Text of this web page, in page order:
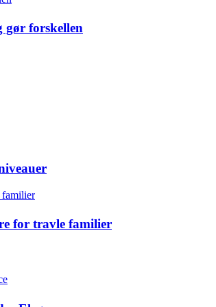
forskellen
for travle familier